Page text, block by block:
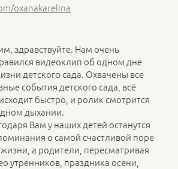
oxanakarelina
здравствуйте. Нам очень
видеоклип об одном дне
детского сада. Охвачены все
события детского сада, всё
быстро, и ролик смотрится
дыхании.
Вам у наших детей останутся
о самой счастливой поре
жизни, а родители, пересматривая
утренников, праздника осени,